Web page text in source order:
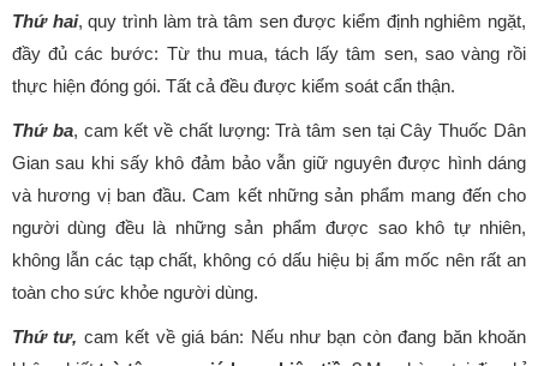
Thứ hai, quy trình làm trà tâm sen được kiểm định nghiêm ngặt,
đầy đủ các bước: Từ thu mua, tách lấy tâm sen, sao vàng rồi
thực hiện đóng gói. Tất cả đều được kiểm soát cẩn thận.
Thứ ba, cam kết về chất lượng: Trà tâm sen tại Cây Thuốc Dân
Gian sau khi sấy khô đảm bảo vẫn giữ nguyên được hình dáng
và hương vị ban đầu. Cam kết những sản phẩm mang đến cho
người dùng đều là những sản phẩm được sao khô tự nhiên,
không lẫn các tạp chất, không có dấu hiệu bị ẩm mốc nên rất an
toàn cho sức khỏe người dùng.
Thứ tư, cam kết về giá bán: Nếu như bạn còn đang băn khoăn